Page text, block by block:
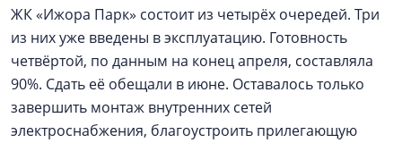
ЖК «Ижора Парк» состоит из четырёх очередей. Три
из них уже введены в эксплуатацию. Готовность
четвёртой, по данным на конец апреля, составляла
90%. Сдать её обещали в июне. Оставалось только
завершить монтаж внутренних сетей
электроснабжения, благоустроить прилегающую